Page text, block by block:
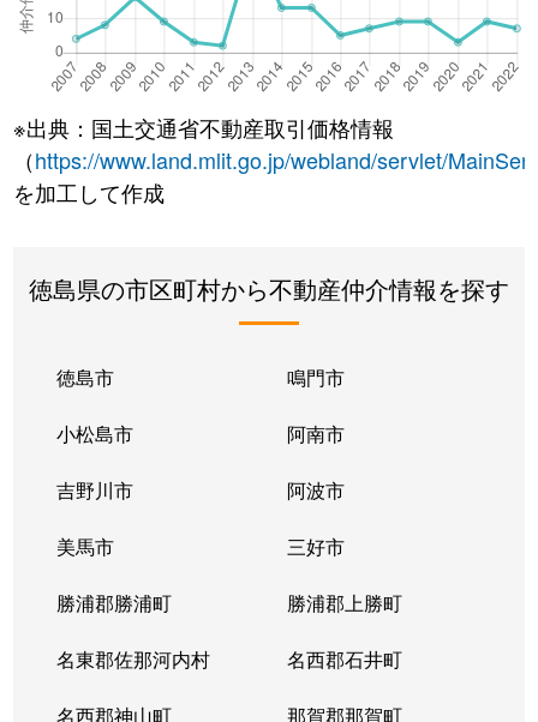
※出典：国土交通省不動産取引価格情報
（https://www.land.mlit.go.jp/webland/servlet/
を加工して作成
徳島県の市区町村から不動産仲介情報を探す
徳島市 鳴門市
小松島市 阿南市
吉野川市 阿波市
美馬市 三好市
勝浦郡勝浦町 勝浦郡上勝町
名東郡佐那河内村 名西郡石井町
名西郡神山町 那賀郡那賀町